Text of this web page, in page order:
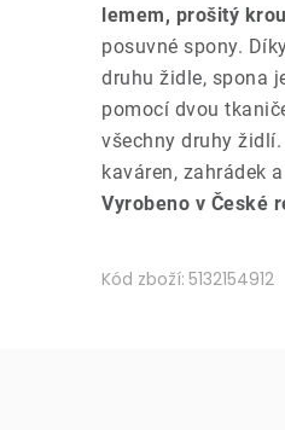
lemem, prošitý
posuvné spony.
druhu židle, spona
pomocí dvou
všechny druhy
kaváren, zahrádek
Vyrobeno v České
Kód zboží: 5132154912